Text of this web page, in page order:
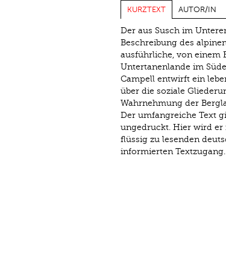
KURZTEXT AUTOR/IN
Der aus Susch im
Beschreibung des
ausführliche, von einem
Untertanenlande im
Campell entwirft ein
über die soziale
Wahrnehmung der
Der umfangreiche Text
ungedruckt. Hier wird er
flüssig zu lesenden
informierten Textzugang.